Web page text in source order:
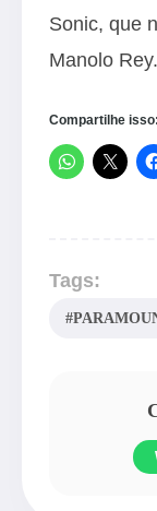
Sonic, que
Manolo Rey.
Compartilhe isso:
Tags: